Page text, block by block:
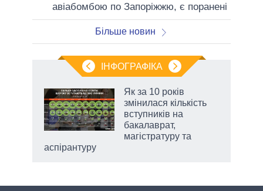
авіабомбою по Запоріжжю, є поранені
Більше новин
ІНФОГРАФІКА
Як за 10 років
змінилася кількість
вступників на
бакалаврат,
магістратуру та
аспірантуру